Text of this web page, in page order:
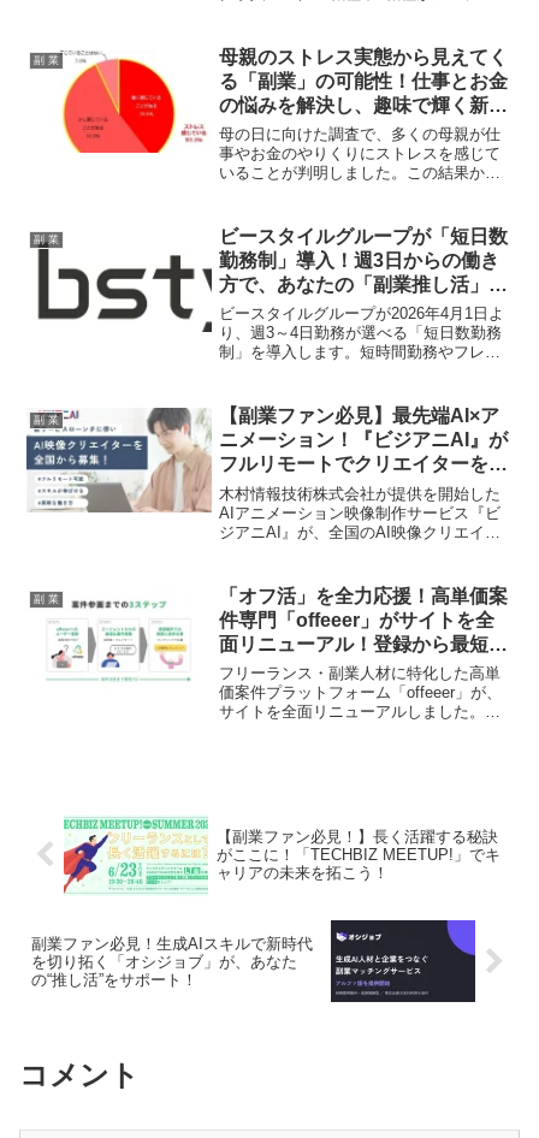
も約半数に達しており、副業を検討して
いるシニア層にとって見逃せないトレン
ドが浮上しています。
副 業
母親のストレス実態から見えてく
る「副業」の可能性！仕事とお金
の悩みを解決し、趣味で輝く新し
い働き方とは？
母の日に向けた調査で、多くの母親が仕
事やお金のやりくりにストレスを感じて
いることが判明しました。この結果か
て考察し、副業ファンを応援する視点で
解説します。
副 業
ビースタイルグループが「短日数
勤務制」導入！週3日からの働き
方で、あなたの「副業推し活」が
もっと充実するかも！
ビースタイルグループが2026年4月1日よ
り、週3～4日勤務が選べる「短日数勤務
制」を導入します。短時間勤務やフレッ
イルに合わせた柔軟な働き方が実現。こ
の新しい制度が、あなたのキャリアと副
業ライフにどんな可能性をもたらすの
か、副業ファンの皆さんは必見です！
副 業
【副業ファン必見】最先端AI×ア
ニメーション！『ビジアニAI』が
フルリモートでクリエイターを全
国募集！
木村情報技術株式会社が提供を開始した
AIアニメーション映像制作サービス『ビ
ジアニAI』が、全国のAI映像クリエイタ
で、最先端のAI技術と自身のクリエイテ
ィビティを融合させ、新しい「推し事」
を始めるチャンスです。
副 業
「オフ活」を全力応援！高単価案
件専門「offeeer」がサイトを全
面リニューアル！登録から最短1
週間で夢の案件ゲットへ！
フリーランス・副業人材に特化した高単
価案件プラットフォーム「offeeer」が、
サイトを全面リニューアルしました。登
【副業ファン必見！】長く活躍する秘訣
がここに！「TECHBIZ MEETUP!」でキ
ャリアの未来を拓こう！
副業ファン必見！生成AIスキルで新時代
を切り拓く「オシジョブ」が、あなた
の“推し活”をサポート！
コメント